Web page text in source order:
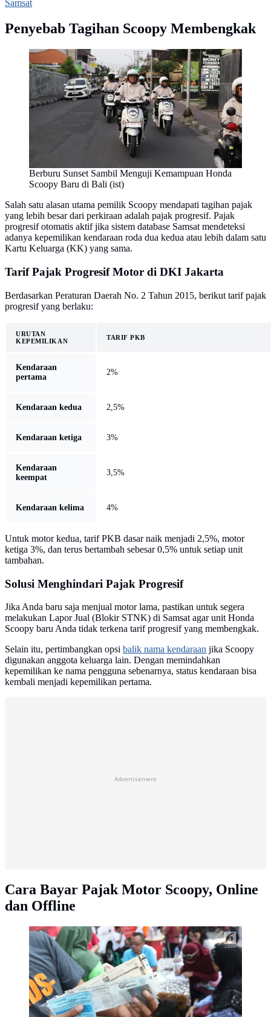
Samsat
Penyebab Tagihan Scoopy Membengkak
Berburu Sunset Sambil Menguji Kemampuan Honda
Scoopy Baru di Bali (ist)
Salah satu alasan utama pemilik Scoopy mendapati tagihan pajak
yang lebih besar dari perkiraan adalah pajak progresif. Pajak
progresif otomatis aktif jika sistem database Samsat mendeteksi
adanya kepemilikan kendaraan roda dua kedua atau lebih dalam satu
Kartu Keluarga (KK) yang sama.
Tarif Pajak Progresif Motor di DKI Jakarta
Berdasarkan Peraturan Daerah No. 2 Tahun 2015, berikut tarif pajak
progresif yang berlaku:
URUTAN
KEPEMILIKAN
TARIF PKB
Kendaraan
pertama
2%
Kendaraan kedua 2,5%
Kendaraan ketiga 3%
Kendaraan
keempat
3,5%
Kendaraan kelima 4%
Untuk motor kedua, tarif PKB dasar naik menjadi 2,5%, motor
ketiga 3%, dan terus bertambah sebesar 0,5% untuk setiap unit
tambahan.
Solusi Menghindari Pajak Progresif
Jika Anda baru saja menjual motor lama, pastikan untuk segera
melakukan Lapor Jual (Blokir STNK) di Samsat agar unit Honda
Scoopy baru Anda tidak terkena tarif progresif yang membengkak.
Selain itu, pertimbangkan opsi balik nama kendaraan jika Scoopy
digunakan anggota keluarga lain. Dengan memindahkan
kepemilikan ke nama pengguna sebenarnya, status kendaraan bisa
kembali menjadi kepemilikan pertama.
Advertisement
Cara Bayar Pajak Motor Scoopy, Online
dan Offline